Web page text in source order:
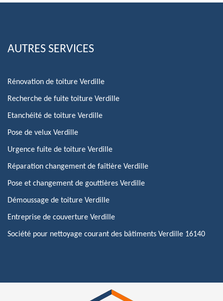
AUTRES SERVICES
Rénovation de toiture Verdille
Recherche de fuite toiture Verdille
Etanchéité de toiture Verdille
Pose de velux Verdille
Urgence fuite de toiture Verdille
Réparation changement de faîtière Verdille
Pose et changement de gouttières Verdille
Démoussage de toiture Verdille
Entreprise de couverture Verdille
Société pour nettoyage courant des bâtiments Verdille 16140